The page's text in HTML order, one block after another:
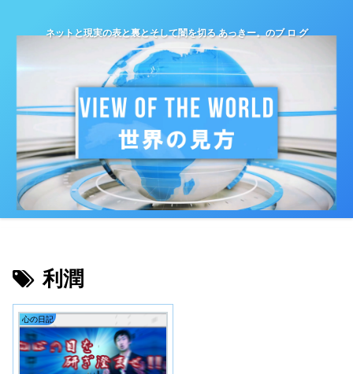
ネットと現実の表と裏とそして闇を切る あっきー。のブ ロ グ
利潤
心の日記